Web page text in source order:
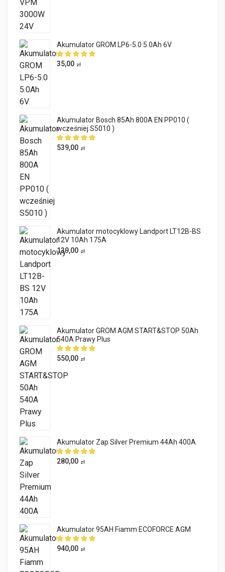
Akumulator GROM LP6-5.0 5.0Ah 6V
35,00 zł
Akumulator Bosch 85Ah 800A EN PP010 (
wcześniej S5010 )
539,00 zł
Akumulator motocyklowy Landport LT12B-BS
12V 10Ah 175A
139,00 zł
Akumulator GROM AGM START&STOP 50Ah
540A Prawy Plus
550,00 zł
Akumulator Zap Silver Premium 44Ah 400A
280,00 zł
Akumulator 95AH Fiamm ECOFORCE AGM
940,00 zł